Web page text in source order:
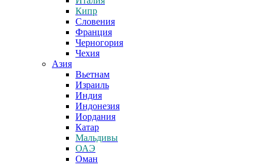
Кипр
Словения
Франция
Черногория
Чехия
Азия
Вьетнам
Израиль
Индия
Индонезия
Иордания
Катар
Мальдивы
ОАЭ
Оман